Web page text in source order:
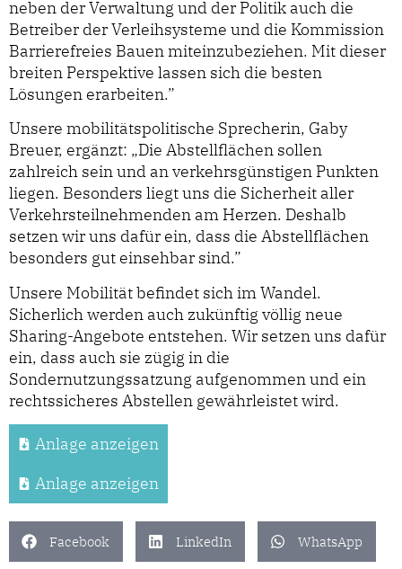
neben der Verwaltung und der Politik auch die
Betreiber der Verleihsysteme und die Kommission
Barrierefreies Bauen miteinzubeziehen. Mit dieser
breiten Perspektive lassen sich die besten
Lösungen erarbeiten.”
Unsere mobilitätspolitische Sprecherin, Gaby
Breuer, ergänzt: „Die Abstellflächen sollen
zahlreich sein und an verkehrsgünstigen Punkten
liegen. Besonders liegt uns die Sicherheit aller
Verkehrsteilnehmenden am Herzen. Deshalb
setzen wir uns dafür ein, dass die Abstellflächen
besonders gut einsehbar sind.”
Unsere Mobilität befindet sich im Wandel.
Sicherlich werden auch zukünftig völlig neue
Sharing-Angebote entstehen. Wir setzen uns dafür
ein, dass auch sie zügig in die
Sondernutzungssatzung aufgenommen und ein
rechtssicheres Abstellen gewährleistet wird.
Anlage anzeigen
Anlage anzeigen
Facebook LinkedIn WhatsApp